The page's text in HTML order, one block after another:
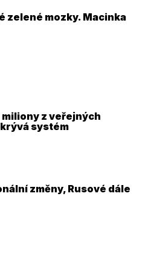
zelené mozky. Macinka
miliony z veřejných
systém
změny, Rusové dále